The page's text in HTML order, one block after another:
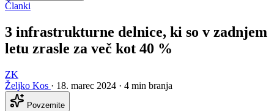
Članki
3 infrastrukturne delnice, ki so v zadnjem
letu zrasle za več kot 40 %
ZK
Željko Kos · 18. marec 2024 · 4 min branja
Povzemite